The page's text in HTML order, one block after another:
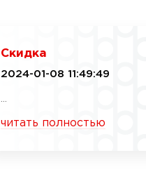
Скидка
2024-01-08 11:49:49
читать полностью